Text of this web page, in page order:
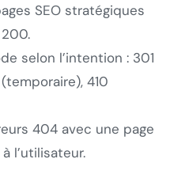
SEO stratégiques
selon l’intention : 301
410
404 avec une page
l’utilisateur.